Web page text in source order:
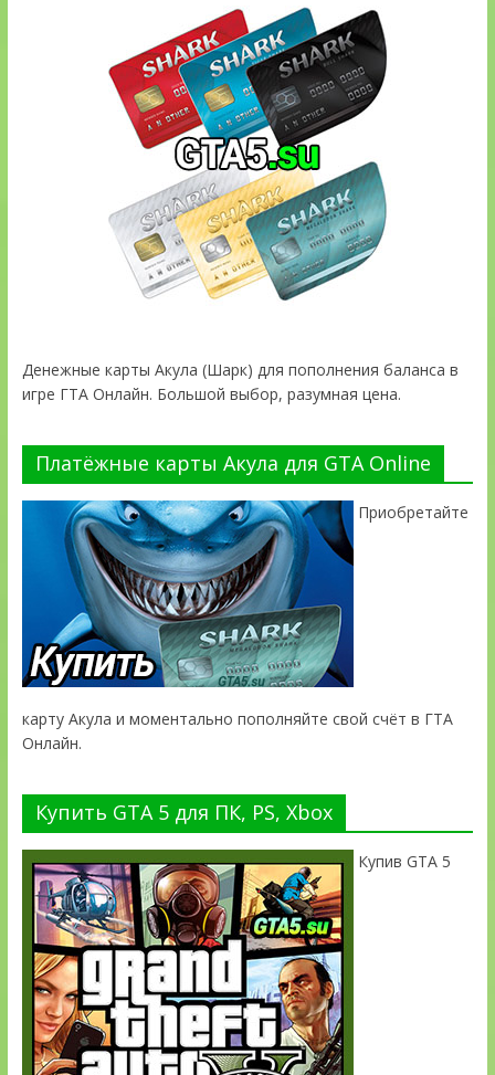
Денежные карты Акула (Шарк) для пополнения баланса в
игре ГТА Онлайн. Большой выбор, разумная цена.
Платёжные карты Акула для GTA Online
Приобретайте
карту Акула и моментально пополняйте свой счёт в ГТА
Онлайн.
Купить GTA 5 для ПК, PS, Xbox
Купив GTA 5